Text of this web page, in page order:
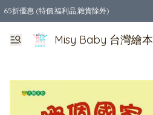
65折優惠 (特價,福利品,雜貨除外)
全店購物滿$550，免運費
Misy Baby 台灣繪本